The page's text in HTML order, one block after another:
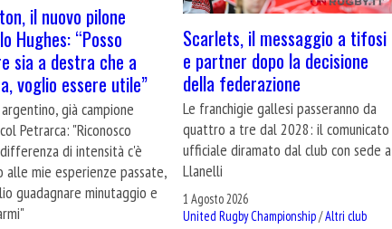
il nuovo pilone
Hughes: “Posso
sia a destra che a
voglio essere utile”
già campione
Petrarca: "Riconosco
di intensità c'è
mie esperienze passate,
guadagnare minutaggio e
Scarlets, il messaggio a tifosi
e partner dopo la decisione
della federazione
Le franchigie gallesi passeranno da
quattro a tre dal 2028: il comunicato
ufficiale diramato dal club con sede a
Llanelli
1 Agosto 2026
United Rugby Championship/Altri club